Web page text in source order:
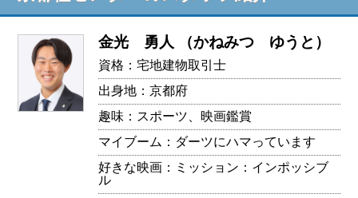
金光 勇人 （かねみつ ゆうと）
資格：宅地建物取引士
出身地：京都府
趣味：スポーツ、映画鑑賞
マイブーム：ダーツにハマっています
好きな映画：ミッション：インポッシブ
ル